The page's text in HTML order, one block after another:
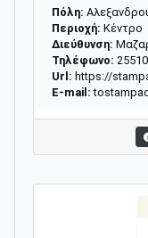
Πόλη:
Περιοχή: Κέντρο
Διεύθυνση:
Τηλέφωνο:
Url: https://
E-mail: